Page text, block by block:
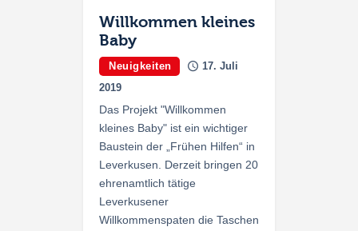
Willkommen kleines
Baby
Neuigkeiten
17. Juli
2019
Das Projekt "Willkommen
kleines Baby" ist ein wichtiger
Baustein der „Frühen Hilfen“ in
Leverkusen. Derzeit bringen 20
ehrenamtlich tätige
Leverkusener
Willkommenspaten die Taschen